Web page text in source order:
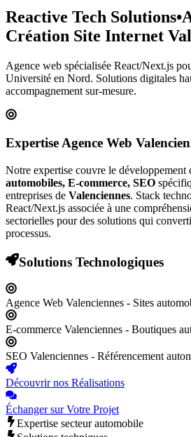
Reactive Tech Solutions•
Création Site Internet
Agence web spécialisée React/Next.js
Université en Nord. Solutions digitales
accompagnement sur-mesure.
Expertise Agence Web
Notre expertise couvre le développement
automobiles, E-commerce, SEO
entreprises de Valenciennes. Stack
React/Next.js associée à une
sectorielles pour des solutions qui
processus.
Solutions Technologiques
Agence Web Valenciennes - Sites
E-commerce Valenciennes - Boutiques
SEO Valenciennes - Référencement
Découvrir nos Réalisations
Échanger sur Votre Projet
Expertise secteur automobile